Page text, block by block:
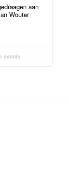
aan
Wouter
details